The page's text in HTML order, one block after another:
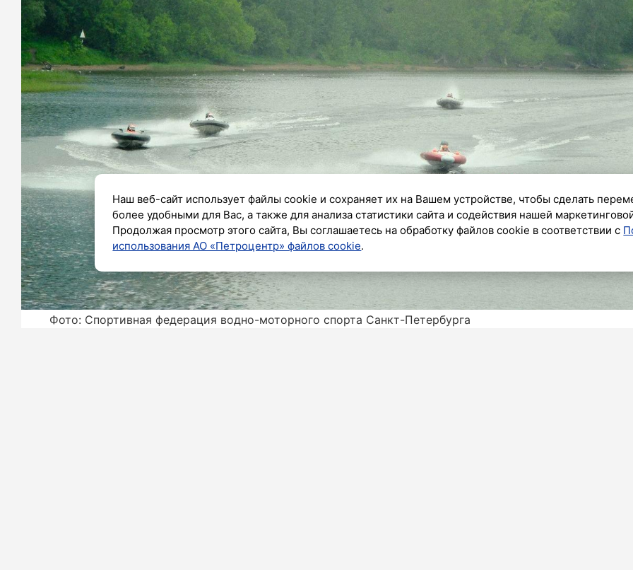
Фото: Спортивная федерация водно-моторного спорта Санкт-Петербурга
Наш веб-сайт использует файлы cookie и сохраняет их на Вашем устройстве, чтобы сделать
более удобными для Вас, а также для анализа статистики сайта и содействия нашей
Продолжая просмотр этого сайта, Вы соглашаетесь на обработку файлов cookie в соответствии с
использования АО «Петроцентр» файлов cookie.